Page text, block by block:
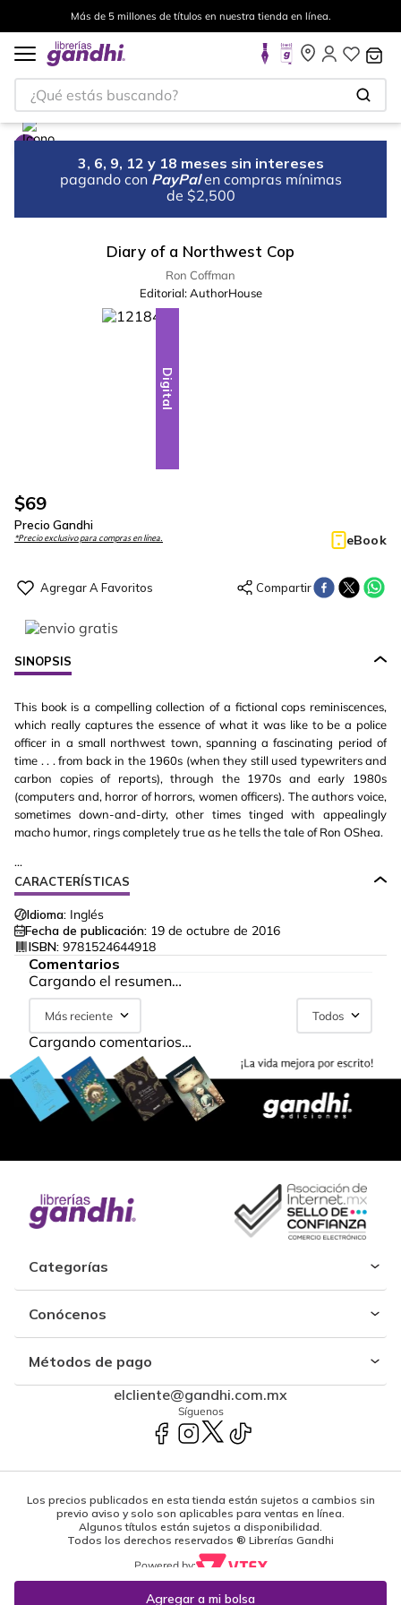
Más de 5 millones de títulos en nuestra tienda en línea.
¿Qué estás buscando?
3, 6, 9, 12 y 18 meses sin intereses
pagando con PayPal en compras mínimas
de $2,500
Diary of a Northwest Cop
Ron Coffman
Editorial: AuthorHouse
Digital
$69
Precio Gandhi
*Precio exclusivo para compras en línea. eBook
SINOPSIS
This book is a compelling collection of a fictional cops reminiscences,
which really captures the essence of what it was like to be a police
officer in a small northwest town, spanning a fascinating period of
time . . . from back in the 1960s (when they still used typewriters and
carbon copies of reports), through the 1970s and early 1980s
(computers and, horror of horrors, women officers). The authors voice,
sometimes down-and-dirty, other times tinged with appealingly
macho humor, rings completely true as he tells the tale of Ron OShea.
...
CARACTERÍSTICAS
Idioma: Inglés
Fecha de publicación: 19 de octubre de 2016
ISBN: 9781524644918
Comentarios
Cargando el resumen…
Más reciente Todos
Cargando comentarios…
Categorías
Conócenos
Métodos de pago
elcliente@gandhi.com.mx
Síguenos
Los precios publicados en esta tienda están sujetos a cambios sin
previo aviso y solo son aplicables para ventas en línea.
Algunos títulos están sujetos a disponibilidad.
Todos los derechos reservados ® Librerías Gandhi
Powered by: